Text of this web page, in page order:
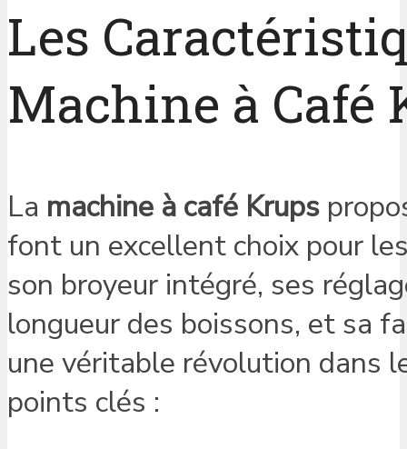
Les
Machine à Café
La machine à café Krups
font un excellent choix pour
son broyeur intégré, ses
longueur des boissons, et sa
une véritable révolution dans
points clés :